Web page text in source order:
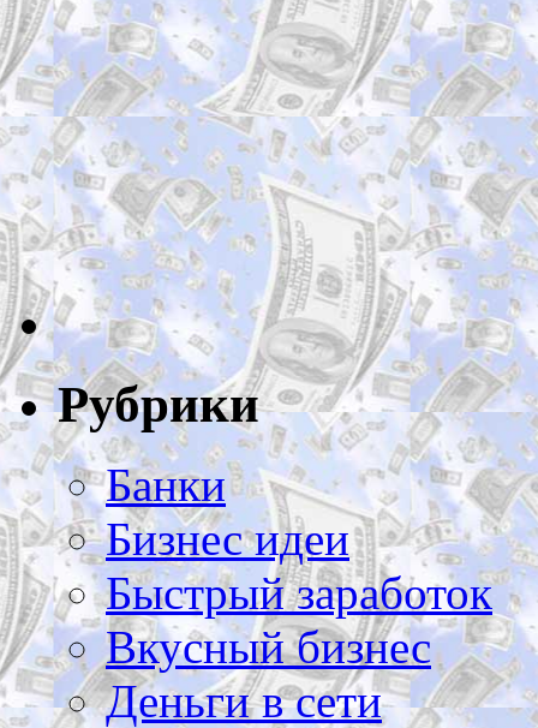
Рубрики
Банки
Бизнес идеи
Быстрый заработок
Вкусный бизнес
Деньги в сети